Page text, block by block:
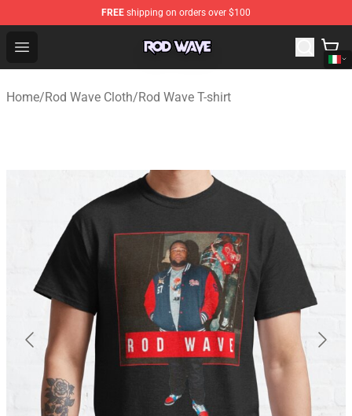
FREE shipping on orders over $100
Open menu
Rod Wave Shop - Official Rod Wave Merchandise Store
Home/Rod Wave Cloth/Rod Wave T-shirt